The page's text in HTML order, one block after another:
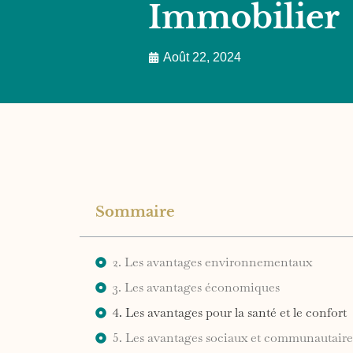
Immobilier
Août 22, 2024
Sommaire
2. Les avantages environnementaux
3. Les avantages économiques
4. Les avantages pour la santé et le confort
5. Les avantages sociaux et